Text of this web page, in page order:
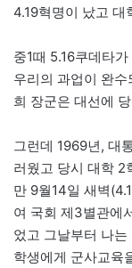
4.19혁명이 났고 대
중1때 5.16쿠데타
우리의 과업이 완
희 장군은 대선에
그런데 1969년, 대
러웠고 당시 대학 2
만 9월14일 새벽
여 국회 제3별관에
었고 그날부터 나
학생에게 군사교육